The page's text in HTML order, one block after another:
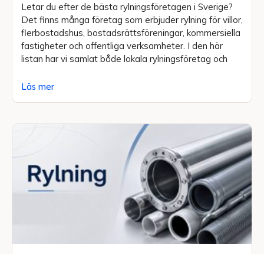
Letar du efter de bästa rylningsföretagen i Sverige?
Det finns många företag som erbjuder rylning för villor,
flerbostadshus, bostadsrättsföreningar, kommersiella
fastigheter och offentliga verksamheter. I den här
listan har vi samlat både lokala rylningsföretag och
Läs mer